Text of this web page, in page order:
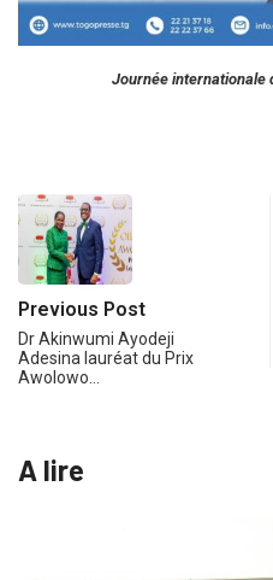
Journée internationale
Previous Post
Dr Akinwumi Ayodeji
Adesina lauréat du Prix
Awolowo…
A lire